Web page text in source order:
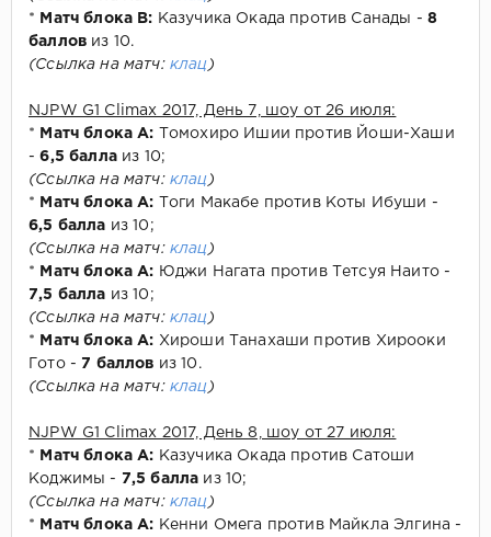
* Матч блока В: Казучика Окада против Санады - 8
баллов из 10.
(Ссылка на матч: клац)
NJPW G1 Climax 2017, День 7, шоу от 26 июля:
*
Матч блока А: Томохиро Ишии против Йоши-Хаши
-6,5 баллаиз 10;
(Ссылка на матч: клац)
* Матч блока А: Тоги Макабе против Коты Ибуши -
6,5 балла из 10;
(Ссылка на матч: клац)
* Матч блока А: Юджи Нагата против Тетсуя Наито -
7,5 балла из 10;
(Ссылка на матч: клац)
* Матч блока А: Хироши Танахаши против Хирооки
Гото - 7 баллов из 10.
(Ссылка на матч: клац)
NJPW G1 Climax 2017, День 8, шоу от 27 июля:
*
Матч блока А: Казучика Окада против Сатоши
Коджимы - 7,5 балла из 10;
(Ссылка на матч: клац)
* Матч блока А: Кенни Омега против Майкла Элгина -